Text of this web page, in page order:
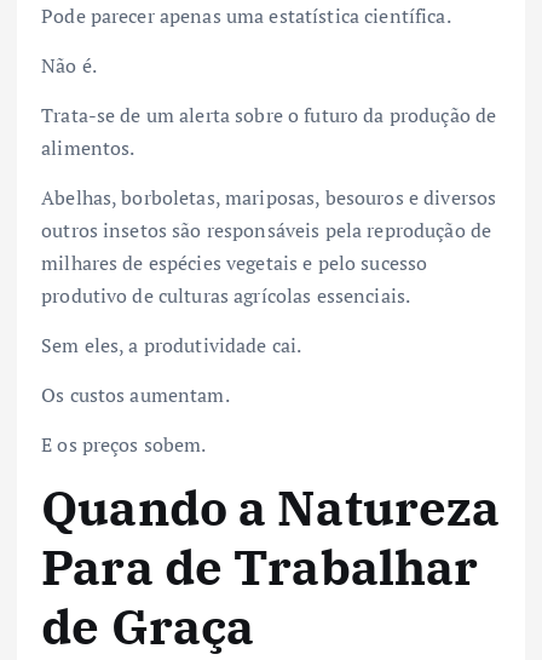
Pode parecer apenas uma estatística científica.
Não é.
Trata-se de um alerta sobre o futuro da produção de
alimentos.
Abelhas, borboletas, mariposas, besouros e diversos
outros insetos são responsáveis pela reprodução de
milhares de espécies vegetais e pelo sucesso
produtivo de culturas agrícolas essenciais.
Sem eles, a produtividade cai.
Os custos aumentam.
E os preços sobem.
Quando a Natureza
Para de Trabalhar
de Graça